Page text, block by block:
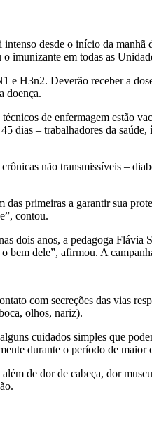
desde o início da
imunizante em todas as
H3n2. Deverão receber a
doença.
de enfermagem estão
dias – trabalhadores da
não transmissíveis –
primeiras a garantir sua
contou.
dois anos, a pedagoga
bem dele”, afirmou. A
com secreções das vias
olhos, nariz).
cuidados simples que
durante o período de
de dor de cabeça, dor